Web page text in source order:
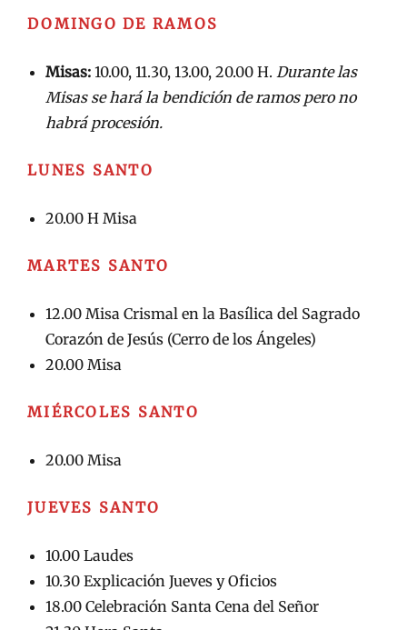
DOMINGO DE RAMOS
Misas: 10.00, 11.30, 13.00, 20.00 H. Durante las
Misas se hará la bendición de ramos pero no
habrá procesión.
LUNES SANTO
20.00 H Misa
MARTES SANTO
12.00 Misa Crismal en la Basílica del Sagrado
Corazón de Jesús (Cerro de los Ángeles)
20.00 Misa
MIÉRCOLES SANTO
20.00 Misa
JUEVES SANTO
10.00 Laudes
10.30 Explicación Jueves y Oficios
18.00 Celebración Santa Cena del Señor